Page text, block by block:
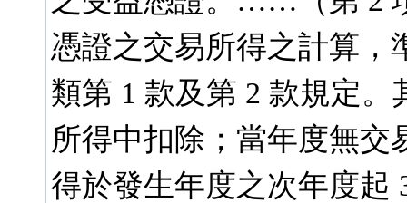
憑證之交易所得之計算，
類第 1 款及第 2 款規定
所得中扣除；當年度無交
得於發生年度之次年度起